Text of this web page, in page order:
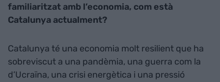
familiaritzat amb l’economia, com està
Catalunya actualment?
Catalunya té una economia molt resilient que ha
sobreviscut a una pandèmia, una guerra com la
d’Ucraïna, una crisi energètica i una pressió